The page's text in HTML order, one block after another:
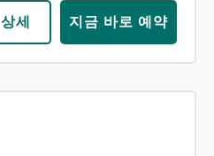
상세 지금 바로 예약